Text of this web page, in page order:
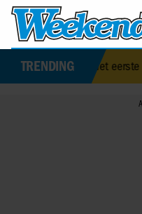
TRENDING
met eerste kinderboek•